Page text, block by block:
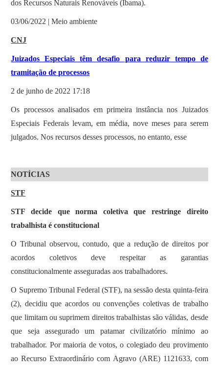
dos Recursos Naturais Renováveis (Ibama).
03/06/2022 | Meio ambiente
CNJ
Juizados Especiais têm desafio para reduzir tempo de
tramitação de processos
2 de junho de 2022 17:18
Os processos analisados em primeira instância nos Juizados
Especiais Federais levam, em média, nove meses para serem
julgados. Nos recursos desses processos, no entanto, esse
NOTÍCIAS
STF
STF decide que norma coletiva que restringe direito
trabalhista é constitucional
O Tribunal observou, contudo, que a redução de direitos por
acordos coletivos deve respeitar as garantias
constitucionalmente asseguradas aos trabalhadores.
O Supremo Tribunal Federal (STF), na sessão desta quinta-feira
(2), decidiu que acordos ou convenções coletivas de trabalho
que limitam ou suprimem direitos trabalhistas são válidas, desde
que seja assegurado um patamar civilizatório mínimo ao
trabalhador. Por maioria de votos, o colegiado deu provimento
ao Recurso Extraordinário com Agravo (ARE) 1121633, com